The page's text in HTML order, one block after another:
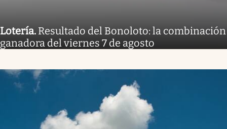
Lotería. Resultado del Bonoloto: la combinación
ganadora del viernes 7 de agosto